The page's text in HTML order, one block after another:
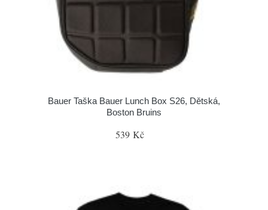
Bauer Taška Bauer Lunch Box S26, Dětská,
Boston Bruins
539 Kč